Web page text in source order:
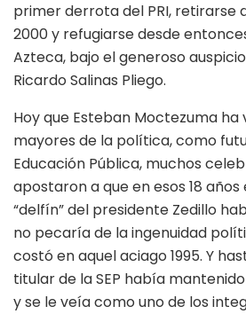
primer derrota del PRI, retirarse
2000 y refugiarse desde
Azteca, bajo el generoso
Ricardo Salinas Pliego.
Hoy que Esteban Moctezuma ha
mayores de la política, como
Educación Pública, muchos
apostaron a que en esos 18
“delfín” del presidente Zedillo
no pecaría de la ingenuidad
costó en aquel aciago 1995. Y
titular de la SEP había
y se le veía como uno de los